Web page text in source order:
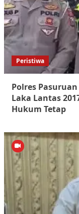
Peristiwa
Polres
Laka Lantas
Hukum Tetap